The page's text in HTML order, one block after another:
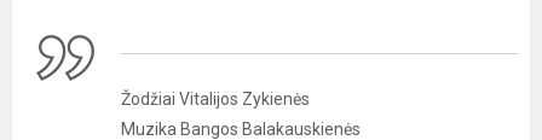
Žodžiai Vitalijos Zykienės
Muzika Bangos Balakauskienės